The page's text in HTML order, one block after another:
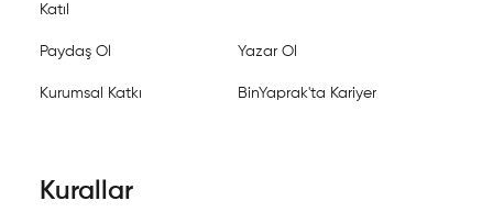
Katıl
Paydaş Ol Yazar Ol
Kurumsal Katkı BinYaprak'ta Kariyer
Kurallar